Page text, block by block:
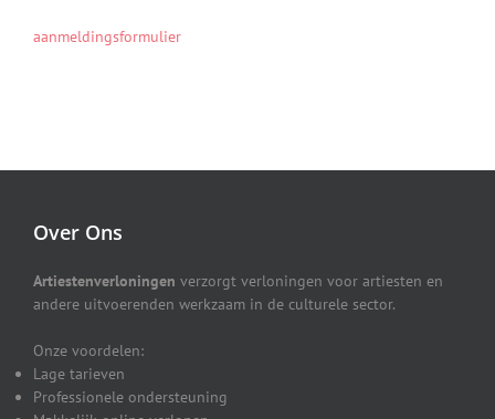
aanmeldingsformulier
Over Ons
Artiestenverloningen verzorgt verloningen voor artiesten en
andere uitvoerenden werkzaam in de culturele sector.
Onze voordelen:
Lage tarieven
Professionele ondersteuning